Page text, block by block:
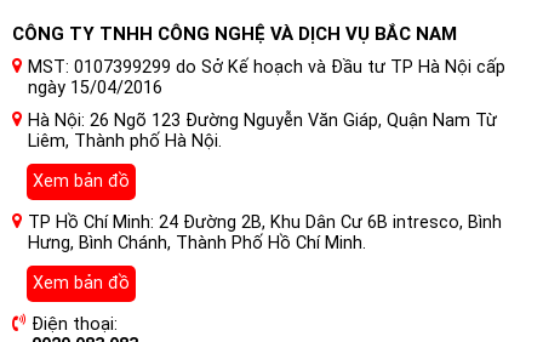
CÔNG TY TNHH CÔNG NGHỆ VÀ DỊCH VỤ BẮC NAM
MST: 0107399299 do Sở Kế hoạch và Đầu tư TP Hà Nội cấp
ngày 15/04/2016
Hà Nội: 26 Ngõ 123 Đường Nguyễn Văn Giáp, Quận Nam Từ
Liêm, Thành phố Hà Nội.
Xem bản đồ
TP Hồ Chí Minh: 24 Đường 2B, Khu Dân Cư 6B intresco, Bình
Hưng, Bình Chánh, Thành Phố Hồ Chí Minh.
Xem bản đồ
Điện thoại: